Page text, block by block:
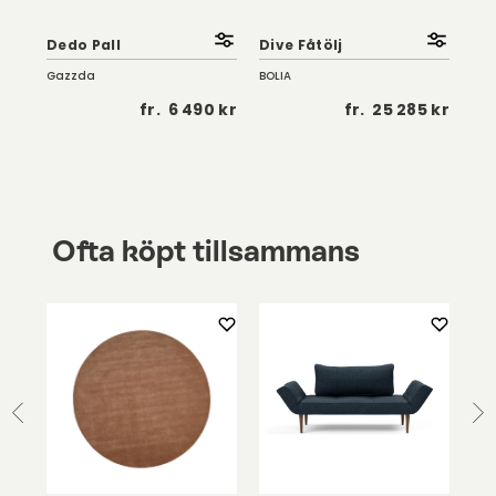
Dedo Pall
Gazzda
fr. 6 490 kr
Dive Fåtölj
BOLIA
fr. 25 285 kr
Ofta köpt tillsammans